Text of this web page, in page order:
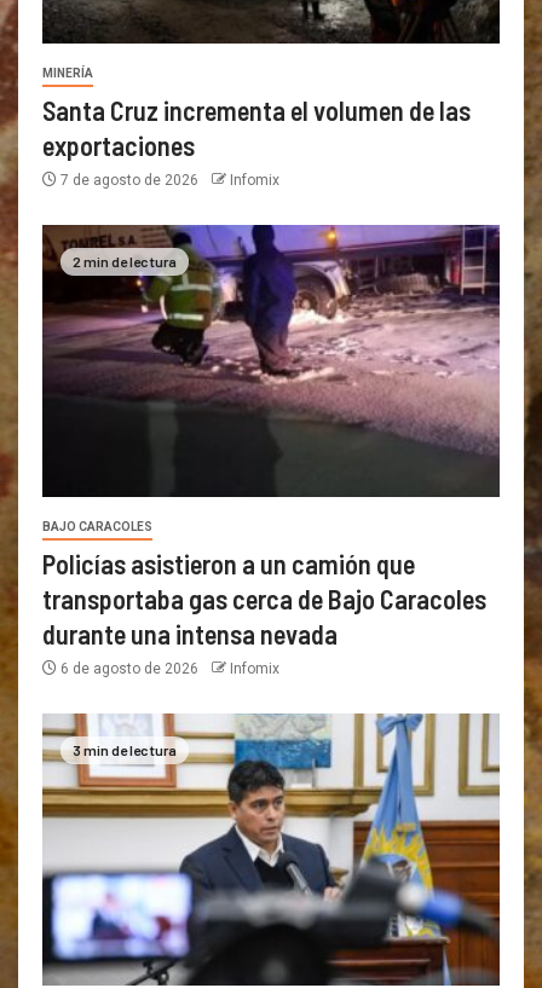
MINERÍA
Santa Cruz incrementa el volumen de las
exportaciones
7 de agosto de 2026 Infomix
2 min de lectura
BAJO CARACOLES
Policías asistieron a un camión que
transportaba gas cerca de Bajo Caracoles
durante una intensa nevada
6 de agosto de 2026 Infomix
3 min de lectura